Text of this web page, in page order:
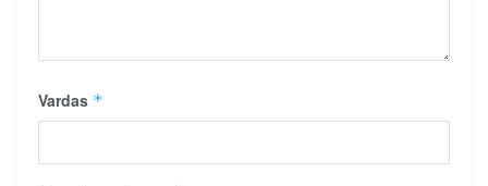
Vardas *